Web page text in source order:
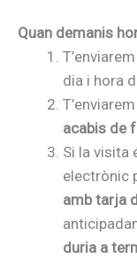
Quan demanis
dia i hora
acabis de
Si la visita
electrònic
amb tarja
duria a